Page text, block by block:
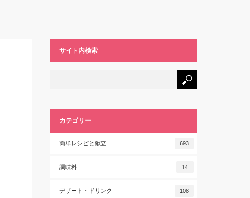
サイト内検索
カテゴリー
簡単レシピと献立 693
調味料 14
デザート・ドリンク 108